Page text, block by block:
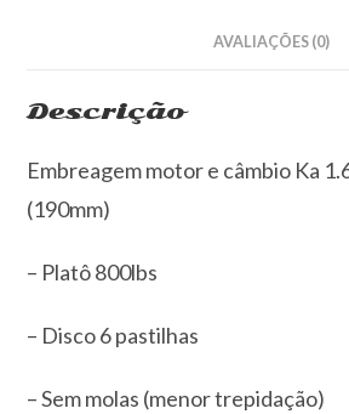
AVALIAÇÕES (0)
Descrição
Embreagem motor e câmbio Ka
(190mm)
– Platô 800lbs
– Disco 6 pastilhas
– Sem molas (menor trepidação)